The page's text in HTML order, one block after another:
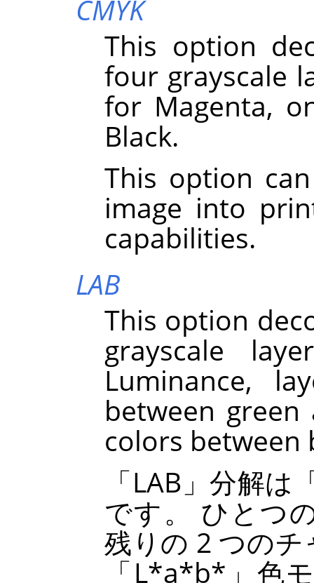
CMYK
This option
four grayscale
for Magenta,
Black.
This option
image into
capabilities.
LAB
This option
grayscale
Luminance,
between
colors between
「LAB 」分解は
です。 ひとつ
残りの 2 つの
「L*a*b* 」 色